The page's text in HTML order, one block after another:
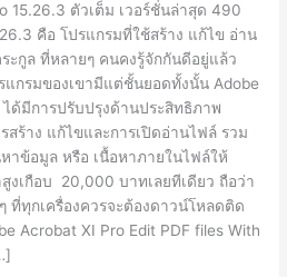
15.26.3 ตัวเต็ม เวอร์ชั่นล่าสุด 490
คือ โปรแกรมที่ใช้สร้าง แก้ไข อ่าน
ะกูล ที่หลายๆ คนคงรู้จักกันดีอยู่แล้ว
แกรมของเขามีแต่ชั้นยอดทั้งนั้น Adobe
ด้มีการปรับปรุงด้านประสิทธิภาพ
สร้าง แก้ไขและการเปิดอ่านไฟล์ รวม
าข้อมูล หรือ เนื้อหาภายในไฟล์ให้
งเกือบ 20,000 บาทเลยทีเดียว ถือว่า
ที่ทุกเครื่องควรจะต้องดาวน์โหลดติด
Acrobat XI Pro Edit PDF files With